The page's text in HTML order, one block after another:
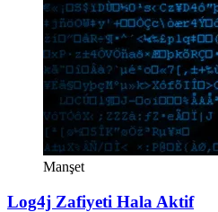
Manşet
Log4j Zafiyeti Hala Aktif